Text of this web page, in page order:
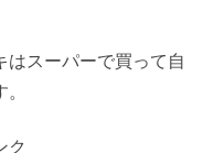
はスーパーで買って自
ク